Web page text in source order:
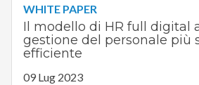
WHITE PAPER
Il modello di HR full digital
gestione del personale più
efficiente
09 Lug 2023